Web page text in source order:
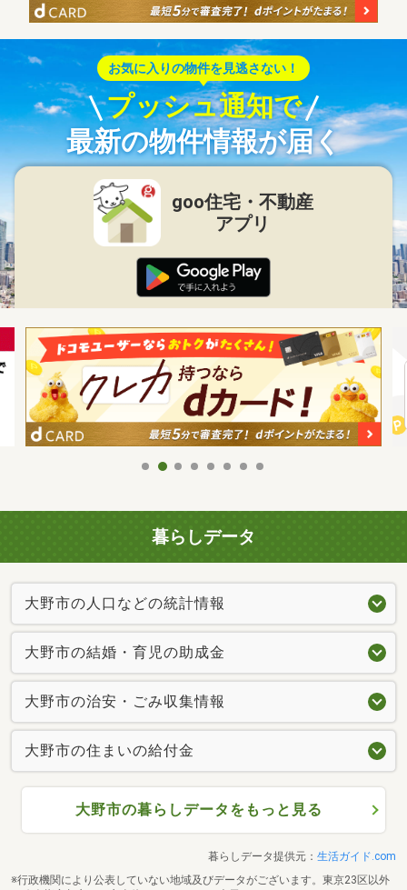
お気に入りの物件を見逃さない！
プッシュ通知で
最新の物件情報が届く
goo住宅・不動産
アプリ
暮らしデータ
大野市の人口などの統計情報
大野市の結婚・育児の助成金
大野市の治安・ごみ収集情報
大野市の住まいの給付金
大野市の暮らしデータをもっと見る
暮らしデータ提供元： 生活ガイド.com
※行政機関により公表していない地域及びデータがございます。東京23区以外